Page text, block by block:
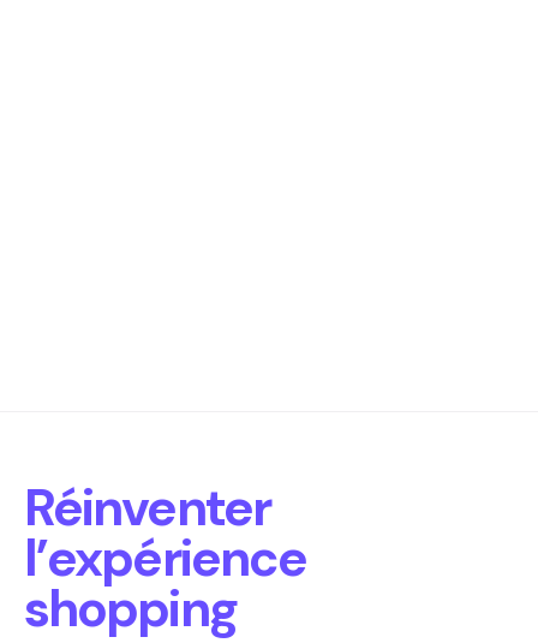
Réinventer
l’expérience
shopping